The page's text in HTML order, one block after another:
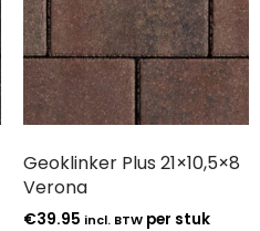
Geoklinker Plus 21×10,5×8
Verona
€39.95 incl. BTW per stuk